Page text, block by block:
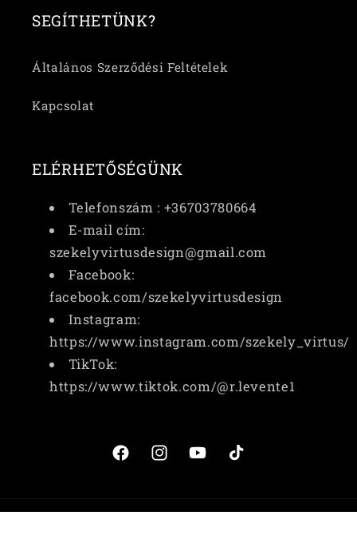
SEGÍTHETÜNK?
Általános Szerződési Feltételek
Kapcsolat
ELÉRHETŐSÉGÜNK
Telefonszám : +36703780664
E-mail cím:
szekelyvirtusdesign@gmail.com
Facebook:
facebook.com/szekelyvirtusdesign
Instagram:
https://www.instagram.com/szekely_virtus/
TikTok:
https://www.tiktok.com/@r.levente1
FacebookInstagramYouTubeTikTok